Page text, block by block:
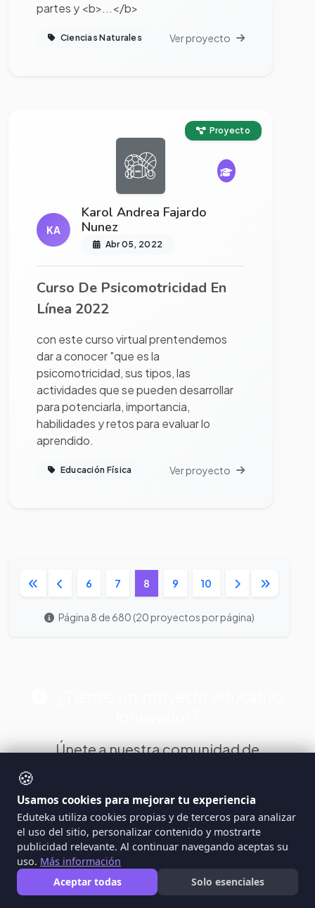
partes y <b>...</b>
Ciencias Naturales Ver proyecto
Proyecto
KA
Karol Andrea Fajardo
Nunez
Abr 05, 2022
Curso De Psicomotricidad En
Línea 2022
con este curso virtual prentendemos
dar a conocer "que es la
psicomotricidad, sus tipos, las
actividades que se pueden desarrollar
para potenciarla, importancia,
habilidades y retos para evaluar lo
aprendido.
Educación Física Ver proyecto
6 7 8 9 10
Página 8 de 680 (20 proyectos por página)
Únete a nuestra comunidad de
educadores y comparte tus proyectos
y WebQuest con miles de docentes de
habla hispana.
Registrarse Gratis
Crear Proyecto
🍪
Usamos cookies para mejorar tu experiencia
Eduteka utiliza cookies propias y de terceros para analizar
el uso del sitio, personalizar contenido y mostrarte
publicidad relevante. Al continuar navegando aceptas su
uso. Más información
Aceptar todas
Solo esenciales